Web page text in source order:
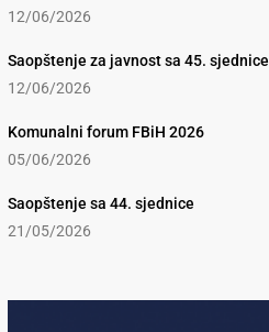
12/06/2026
Saopštenje za javnost sa 45. sjednice
12/06/2026
Komunalni forum FBiH 2026
05/06/2026
Saopštenje sa 44. sjednice
21/05/2026